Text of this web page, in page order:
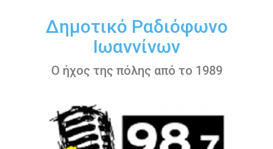
περιεχόμενοΔημοτικό Ραδιόφωνο
Ιωαννίνων
Ο ήχος της πόλης από το 1989